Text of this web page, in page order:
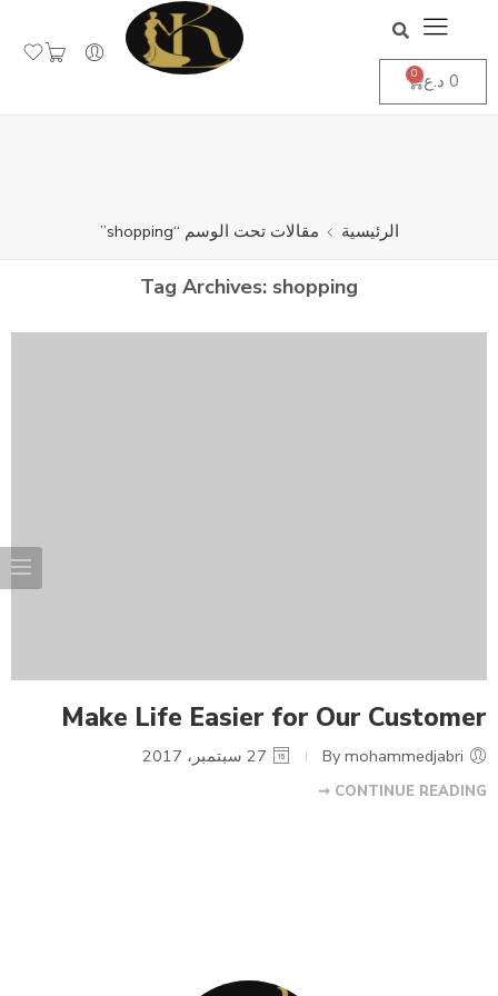
جاهز لاستقبال طلباتكم
0 د.ع 0
الرئيسية مقالات تحت الوسم “shopping”
Tag Archives: shopping
Make Life Easier for Our Customer
CONTINUE READING ➞